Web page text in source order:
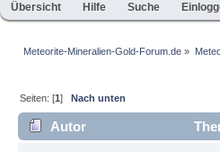
Übersicht Hilfe Suche
Meteorite-Mineralien-Gold-Forum.de »
Seiten: [1]Nach unten
Autor